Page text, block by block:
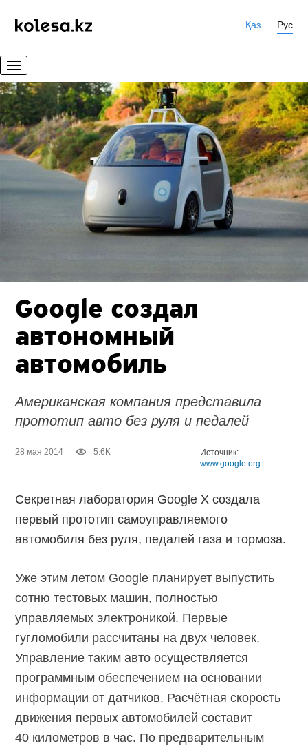
Қаз Рус
Google создал
автономный
автомобиль
Американская компания представила
прототип авто без руля и педалей
28 мая 2014 5.6K
Источник:
www.google.org
Секретная лаборатория Google X создала
первый прототип самоуправляемого
автомобиля без руля, педалей газа и тормоза.
Уже этим летом Google планирует выпустить
сотню тестовых машин, полностью
управляемых электроникой. Первые
гугломобили рассчитаны на двух человек.
Управление таким авто осуществляется
программным обеспечением на основании
информации от датчиков. Расчётная скорость
движения первых автомобилей составит
40 километров в час. По предварительным